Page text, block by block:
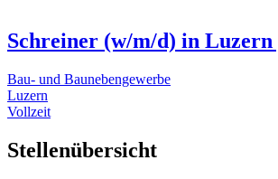
Schreiner (w/m/d) in Luzern
Bau- und Baunebengewerbe
Luzern
Vollzeit
Stellenübersicht